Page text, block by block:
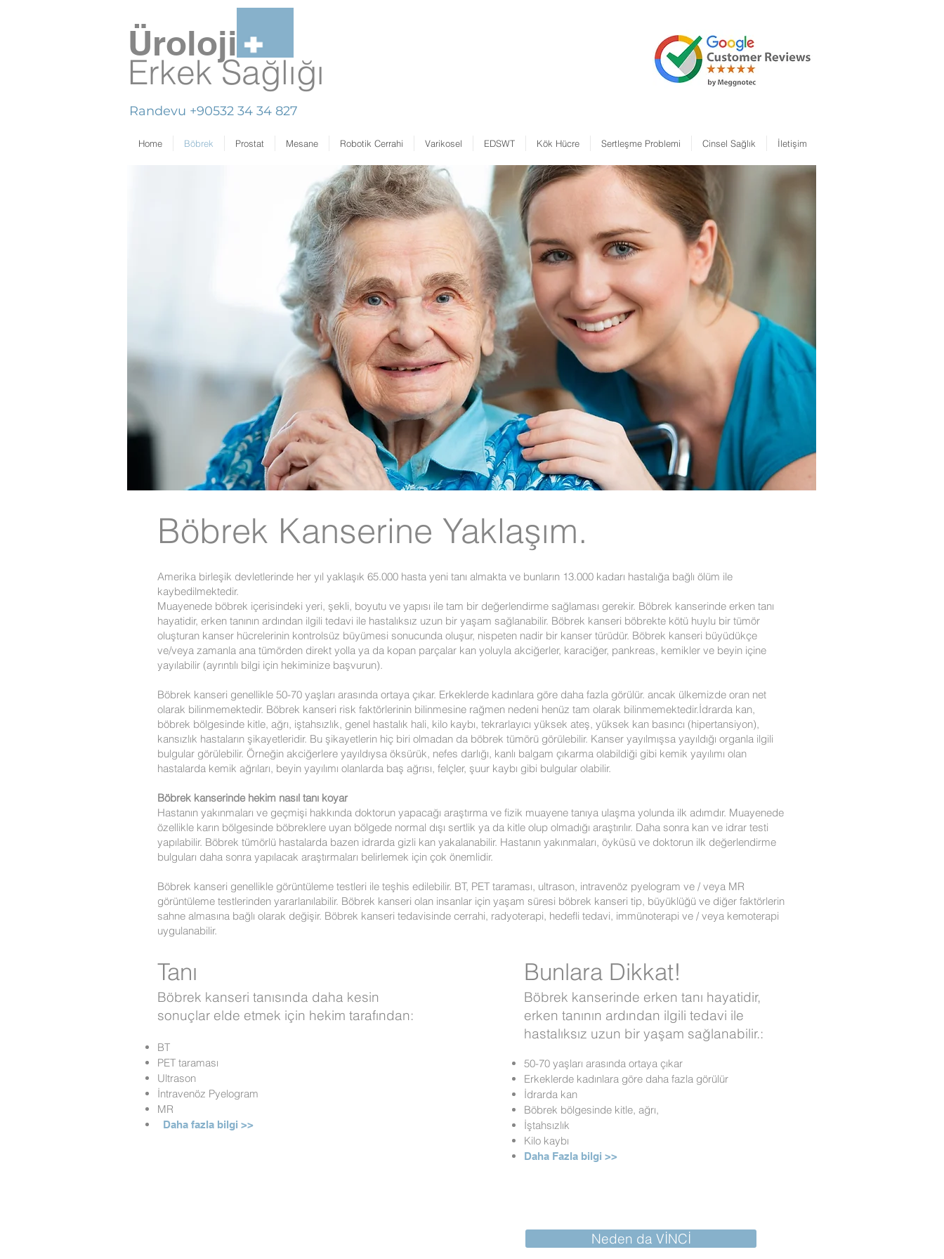
Üroloji
Erkek Sağlığı
Randevu +90532 34 34 827
Home Böbrek Prostat Mesane Robotik Cerrahi Varikosel EDSWT Kök Hücre Sertleşme Problemi Cinsel Sağlık İletişim
Böbrek Kanserine Yaklaşım.
Amerika birleşik devletlerinde her yıl yaklaşık 65.000 hasta yeni tanı almakta ve bunların 13.000 kadarı hastalığa bağlı ölüm ile
kaybedilmektedir.
Muayenede böbrek içerisindeki yeri, şekli, boyutu ve yapısı ile tam bir değerlendirme sağlaması gerekir. Böbrek kanserinde erken tanı
hayatidir, erken tanının ardından ilgili tedavi ile hastalıksız uzun bir yaşam sağlanabilir. Böbrek kanseri böbrekte kötü huylu bir tümör
oluşturan kanser hücrelerinin kontrolsüz büyümesi sonucunda oluşur, nispeten nadir bir kanser türüdür. Böbrek kanseri büyüdükçe
ve/veya zamanla ana tümörden direkt yolla ya da kopan parçalar kan yoluyla akciğerler, karaciğer, pankreas, kemikler ve beyin içine
yayılabilir (ayrıntılı bilgi için hekiminize başvurun).
Böbrek kanseri genellikle 50-70 yaşları arasında ortaya çıkar. Erkeklerde kadınlara göre daha fazla görülür. ancak ülkemizde oran net
olarak bilinmemektedir. Böbrek kanseri risk faktörlerinin bilinmesine rağmen nedeni henüz tam olarak bilinmemektedir.İdrarda kan,
böbrek bölgesinde kitle, ağrı, iştahsızlık, genel hastalık hali, kilo kaybı, tekrarlayıcı yüksek ateş, yüksek kan basıncı (hipertansiyon),
kansızlık hastaların şikayetleridir. Bu şikayetlerin hiç biri olmadan da böbrek tümörü görülebilir. Kanser yayılmışsa yayıldığı organla ilgili
bulgular görülebilir. Örneğin akciğerlere yayıldıysa öksürük, nefes darlığı, kanlı balgam çıkarma olabildiği gibi kemik yayılımı olan
hastalarda kemik ağrıları, beyin yayılımı olanlarda baş ağrısı, felçler, şuur kaybı gibi bulgular olabilir.
Böbrek kanserinde hekim nasıl tanı koyar
Hastanın yakınmaları ve geçmişi hakkında doktorun yapacağı araştırma ve fizik muayene tanıya ulaşma yolunda ilk adımdır. Muayenede
özellikle karın bölgesinde böbreklere uyan bölgede normal dışı sertlik ya da kitle olup olmadığı araştırılır. Daha sonra kan ve idrar testi
yapılabilir. Böbrek tümörlü hastalarda bazen idrarda gizli kan yakalanabilir. Hastanın yakınmaları, öyküsü ve doktorun ilk değerlendirme
bulguları daha sonra yapılacak araştırmaları belirlemek için çok önemlidir.
Böbrek kanseri genellikle görüntüleme testleri ile teşhis edilebilir. BT, PET taraması, ultrason, intravenöz pyelogram ve / veya MR
görüntüleme testlerinden yararlanılabilir. Böbrek kanseri olan insanlar için yaşam süresi böbrek kanseri tip, büyüklüğü ve diğer faktörlerin
sahne almasına bağlı olarak değişir. Böbrek kanseri tedavisinde cerrahi, radyoterapi, hedefli tedavi, immünoterapi ve / veya kemoterapi
uygulanabilir.
Tanı
Böbrek kanseri tanısında daha kesin
sonuçlar elde etmek için hekim tarafından:
BT
PET taraması
Ultrason
İntravenöz Pyelogram
MR
Daha fazla bilgi >>
Bunlara Dikkat!
Böbrek kanserinde erken tanı hayatidir,
erken tanının ardından ilgili tedavi ile
hastalıksız uzun bir yaşam sağlanabilir.:
50-70 yaşları arasında ortaya çıkar
Erkeklerde kadınlara göre daha fazla görülür
İdrarda kan
Böbrek bölgesinde kitle, ağrı,
İştahsızlık
Kilo kaybı
Daha Fazla bilgi >>
Neden da VİNCİ